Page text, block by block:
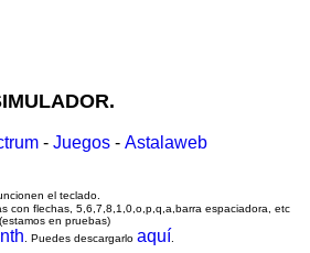
- Juegos - Astalaweb
el teclado.
con flechas, 5,6,7,8,1,0,o,p,q,a,barra espaciadora, etc
en pruebas)
. Puedes descargarlo aquí